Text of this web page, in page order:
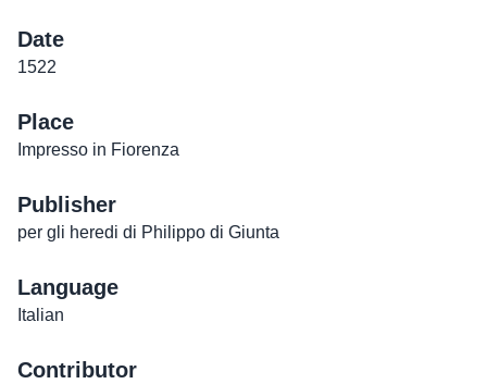
Date
1522
Place
Impresso in Fiorenza
Publisher
per gli heredi di Philippo di Giunta
Language
Italian
Contributor